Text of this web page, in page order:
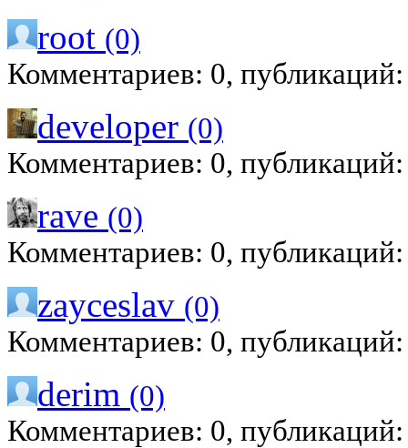
root (0)
Комментариев: 0,
developer (0)
Комментариев: 0,
rave (0)
Комментариев: 0,
zayceslav (0)
Комментариев: 0,
derim (0)
Комментариев: 0,